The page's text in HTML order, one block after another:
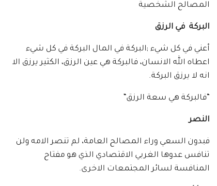
المصالح الشخصية
البركة في الرزق
أعني في كل شيء ;البركة في المال البركة في كل شيء
اعطاه الله الانسان، فالبركة هي عين الرزق، الكثير يرزق الا
انه لا يرزق البركة.
“فالبركة هي سعة الرزق“
النصر
فبدون السعي وراء المصالح العامة، لم تنصر الامه ولن
تنافس عدوها الغربي الاقتصادي الذي هو مفتاح
المنافسة لسائر المجتمعات الاخرى.